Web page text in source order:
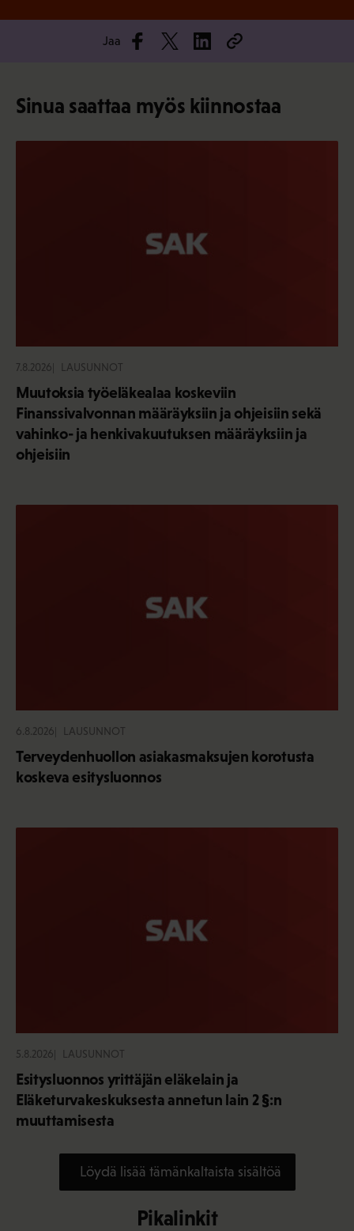
Jaa
Sinua saattaa myös kiinnostaa
7.8.2026 LAUSUNNOT
Muutoksia työeläkealaa koskeviin
Finanssivalvonnan määräyksiin ja ohjeisiin sekä
vahinko- ja henkivakuutuksen määräyksiin ja
ohjeisiin
6.8.2026 LAUSUNNOT
Terveydenhuollon asiakasmaksujen korotusta
koskeva esitysluonnos
5.8.2026 LAUSUNNOT
Esitysluonnos yrittäjän eläkelain ja
Eläketurvakeskuksesta annetun lain 2 §:n
muuttamisesta
Löydä lisää tämänkaltaista sisältöä
Pikalinkit